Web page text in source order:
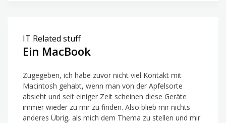
IT Related stuff
Ein MacBook
Zugegeben, ich habe zuvor nicht viel Kontakt mit
Macintosh gehabt, wenn man von der Apfelsorte
absieht und seit einiger Zeit scheinen diese Geräte
immer wieder zu mir zu finden. Also blieb mir nichts
anderes Übrig, als mich dem Thema zu stellen und mir